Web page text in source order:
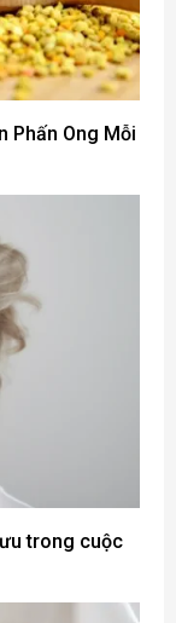
Phấn Ong Mỗi
trong cuộc